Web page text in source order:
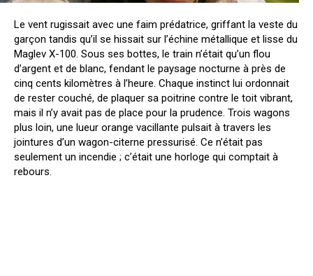
Le vent rugissait avec une faim prédatrice, griffant la veste du
garçon tandis qu’il se hissait sur l’échine métallique et lisse du
Maglev X-100. Sous ses bottes, le train n’était qu’un flou
d’argent et de blanc, fendant le paysage nocturne à près de
cinq cents kilomètres à l’heure. Chaque instinct lui ordonnait
de rester couché, de plaquer sa poitrine contre le toit vibrant,
mais il n’y avait pas de place pour la prudence. Trois wagons
plus loin, une lueur orange vacillante pulsait à travers les
jointures d’un wagon-citerne pressurisé. Ce n’était pas
seulement un incendie ; c’était une horloge qui comptait à
rebours.